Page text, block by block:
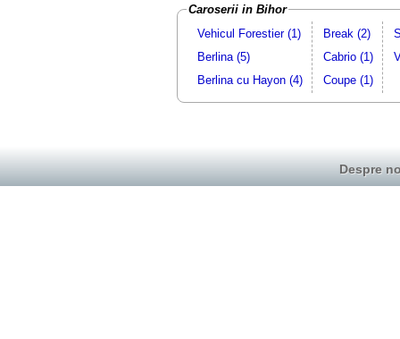
Caroserii in Bihor
Vehicul Forestier (1)
Berlina (5)
Berlina cu Hayon (4)
Break (2)
Cabrio (1)
Coupe (1)
Despre